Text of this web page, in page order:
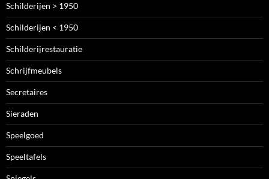
Schilderijen > 1950
Schilderijen < 1950
Schilderijrestauratie
Schrijfmeubels
Secretaires
Sieraden
Speelgoed
Speeltafels